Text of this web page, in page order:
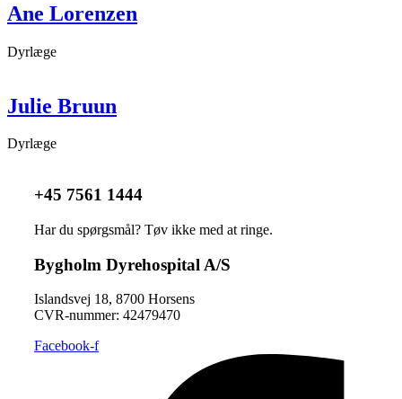
Ane Lorenzen
Dyrlæge
Julie Bruun
Dyrlæge
+45 7561 1444
Har du spørgsmål? Tøv ikke med at ringe.
Bygholm Dyrehospital A/S
Islandsvej 18, 8700 Horsens
CVR-nummer: ​42479470
Facebook-f